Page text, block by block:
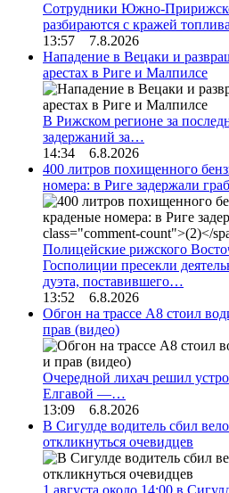
Сотрудники Южно-
разбираются с кражей
13:57 7.8.2026
Нападение в Вецаки и
арестах в Риге и Малпилсе
В Рижском регионе за
задержаний за…
14:34 6.8.2026
400 литров похищенного
номера: в Риге задержали
Полицейские рижского
Госполиции пресекли
дуэта, поставившего…
13:52 6.8.2026
Обгон на трассе А8 стоил
прав (видео)
Очередной лихач решил
Елгавой —…
13:09 6.8.2026
В Сигулде водитель сбил
откликнуться очевидцев
1 августа около 14:00 в